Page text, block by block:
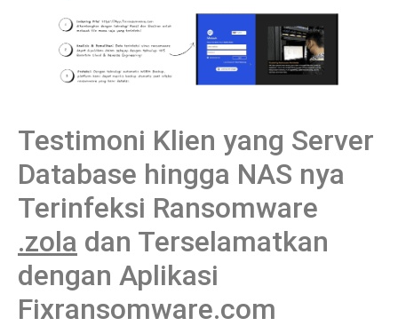
Testimoni Klien yang Server
Database hingga NAS nya
Terinfeksi Ransomware
.zola dan Terselamatkan
dengan Aplikasi
Fixransomware.com